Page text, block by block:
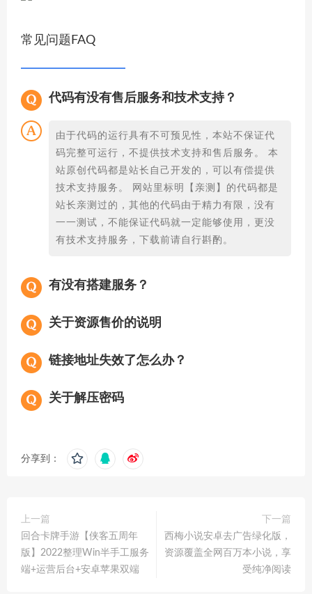
常见问题FAQ
代码有没有售后服务和技术支持？
由于代码的运行具有不可预见性，本站不保证代
码完整可运行，不提供技术支持和售后服务。 本
站原创代码都是站长自己开发的，可以有偿提供
技术支持服务。 网站里标明【亲测】的代码都是
站长亲测过的，其他的代码由于精力有限，没有
一一测试，不能保证代码就一定能够使用，更没
有技术支持服务，下载前请自行斟酌。
有没有搭建服务？
关于资源售价的说明
链接地址失效了怎么办？
关于解压密码
分享到：
上一篇
回合卡牌手游【侠客五周年
版】2022整理Win半手工服务
端+运营后台+安卓苹果双端
下一篇
西梅小说安卓去广告绿化版，
资源覆盖全网百万本小说，享
受纯净阅读